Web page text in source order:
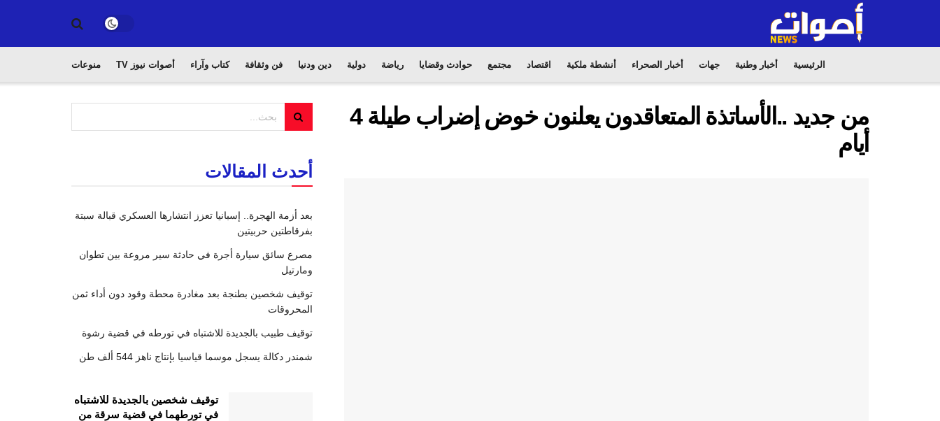
الرئيسية أخبار وطنية جهات أخبار الصحراء أنشطة ملكية اقتصاد مجتمع حوادث وقضايا رياضة دولية دين ودنيا فن وثقافة كتاب وآراء أصوات نيوز TV منوعات
من جديد ..الأساتذة المتعاقدون يعلنون خوض إضراب طيلة 4
أيام
أحدث المقالات
بعد أزمة الهجرة.. إسبانيا تعزز انتشارها العسكري قبالة سبتة
بفرقاطتين حربيتين
مصرع سائق سيارة أجرة في حادثة سير مروعة بين تطوان
ومارتيل
توقيف شخصين بطنجة بعد مغادرة محطة وقود دون أداء ثمن
المحروقات
توقيف طبيب بالجديدة للاشتباه في تورطه في قضية رشوة
شمندر دكالة يسجل موسما قياسيا بإنتاج ناهز 544 ألف طن
توقيف شخصين بالجديدة للاشتباه
في تورطهما في قضية سرقة من